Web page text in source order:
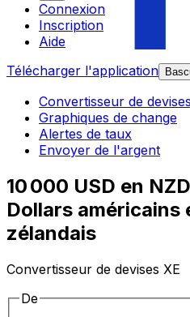
Connexion
Inscription
Aide
Télécharger l'application
Convertisseur de devises
Graphiques de change
Alertes de taux
Envoyer de l'argent
10 000 USD en
Dollars américains
zélandais
Convertisseur de devises XE
De